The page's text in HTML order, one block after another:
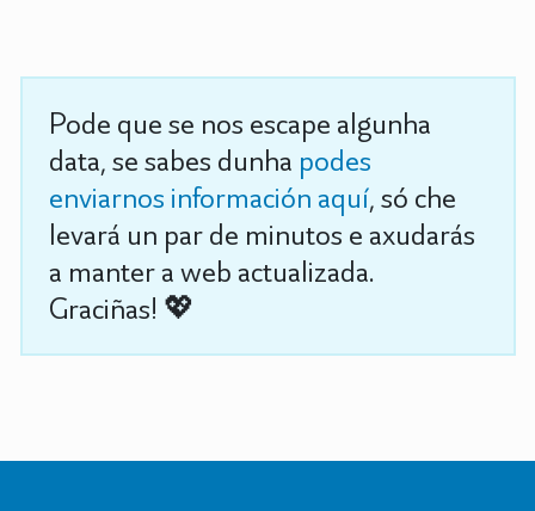
Pode que se nos escape algunha
data, se sabes dunha podes
enviarnos información aquí, só che
levará un par de minutos e axudarás
a manter a web actualizada.
Graciñas! 💖